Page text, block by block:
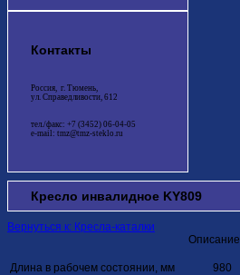
Контакты
Россия, г. Тюмень,
ул. Справедливости, 612
тел./факс: +7 (3452) 06-04-05
e-mail: tmz@tmz-steklo.ru
Кресло инвалидное KY809
Вернуться к: Кресла-каталки
Описание
Длина в рабочем состоянии, мм
980